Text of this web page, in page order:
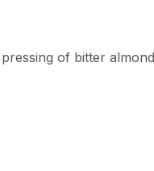
of bitter